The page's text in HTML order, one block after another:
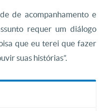
de acompanhamento e
requer um diálogo
que eu terei que fazer
suas histórias”.